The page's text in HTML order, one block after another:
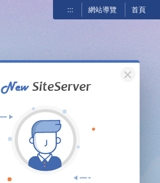
::: 網站導覽 首頁
關閉